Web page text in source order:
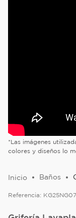
*Las imágenes
colores y diseños lo
Baños
Referencia: